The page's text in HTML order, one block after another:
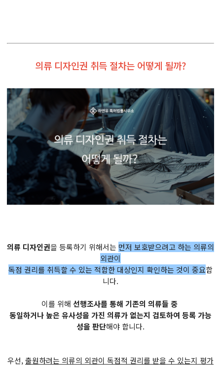
의류 디자인권 취득 절차는 어떻게 될까?
의류 디자인권을 등록하기 위해서는 먼저 보호받으려고 하는 의류의
외관이
독점 권리를 취득할 수 있는 적합한 대상인지 확인하는 것이 중요합
니다.
이를 위해 선행조사를 통해 기존의 의류들 중
동일하거나 높은 유사성을 가진 의류가 없는지 검토하여 등록 가능
성을 판단해야 합니다.
우선,출원하려는 의류의 외관이 독점적 권리를 받을 수 있는지 평가